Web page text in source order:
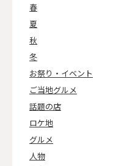
春
夏
秋
冬
お祭り・イベント
ご当地グルメ
話題の店
ロケ地
グルメ
人物